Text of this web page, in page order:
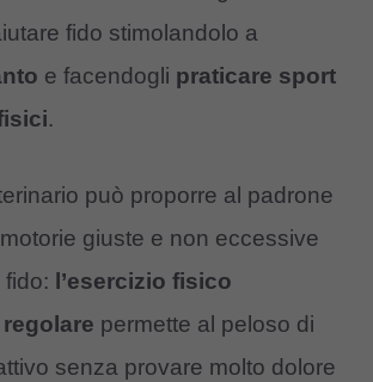
fido stimolandolo a
e facendogli praticare sport
.
può proporre al padrone
giuste e non eccessive
fido: l’esercizio fisico
regolare permette al peloso di
senza provare molto dolore